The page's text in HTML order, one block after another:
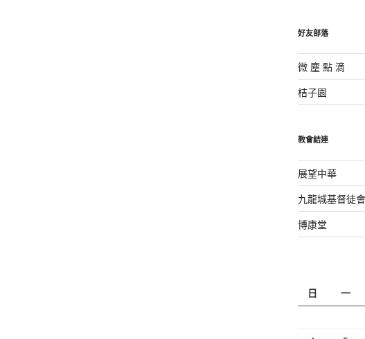
好友部落
微 塵 點 滴
桔子園
教會結連
展望中華
九龍城基督徒會
博康堂
日
一